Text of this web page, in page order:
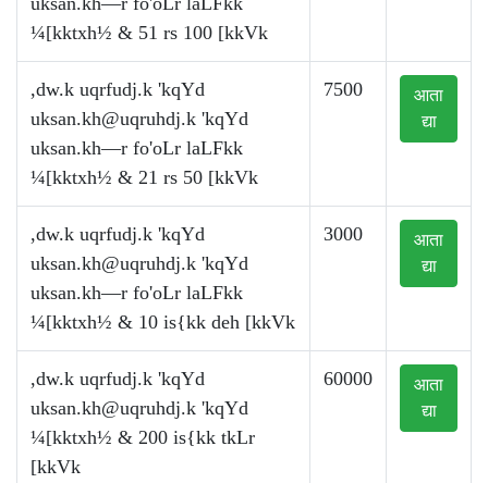
¼[kktxh½ & 51 rs 100 [kkVk
,dw.k uqrfudj.k 'kqYd
uksan.kh@uqruhdj.k 'kqYd
uksan.kh—r fo'oLr laLFkk
¼[kktxh½ & 21 rs 50 [kkVk
7500
आता
द्या
,dw.k uqrfudj.k 'kqYd
uksan.kh@uqruhdj.k 'kqYd
uksan.kh—r fo'oLr laLFkk
¼[kktxh½ & 10 is{kk deh [kkVk
3000
आता
द्या
,dw.k uqrfudj.k 'kqYd
uksan.kh@uqruhdj.k 'kqYd
¼[kktxh½ & 200 is{kk tkLr
[kkVk
60000
आता
द्या